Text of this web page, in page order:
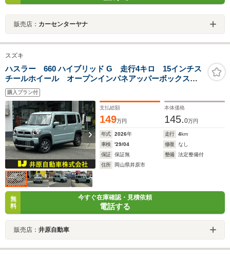
販売店： カーセンターヤナ
スズキ
ハスラー 660 ハイブリッド G 走行4キロ 15インチス
チールホイール オープンインパネアッパーボックス
LEDヘッドランプ オートライト アイドリングストッ
プ キーレスプッシュスタート フルオートエアコン
購入プラン付
支払総額
149万円
本体価格
145.0万円
年式 2026年 走行 4km
車検
'29/04 修復
なし
保証
保証無 整備
法定整備付
住所
岡山県井原市
無
料
今すぐ在庫確認・見積依頼
電話する
販売店： 井原自動車